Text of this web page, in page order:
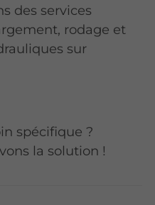
des services
rodage et
sur
spécifique ?
la solution !